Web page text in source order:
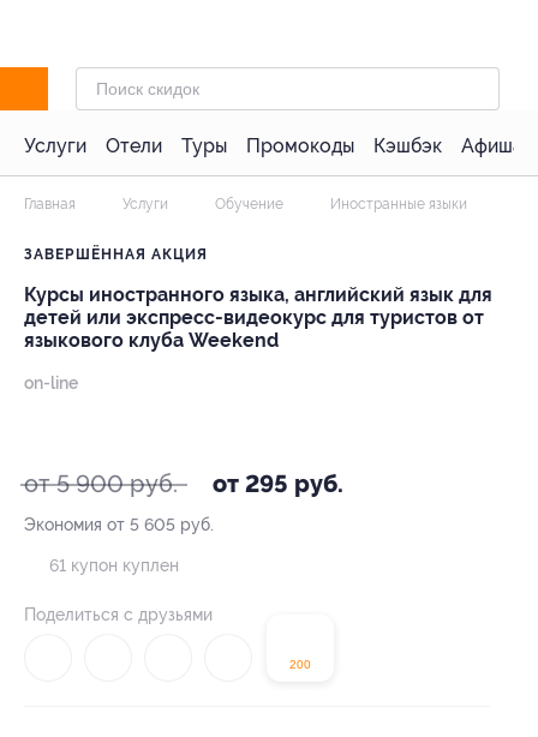
Услуги Отели Туры Промокоды Кэшбэк Афиша
Главная Услуги Обучение Иностранные языки
ЗАВЕРШЁННАЯ АКЦИЯ
Курсы иностранного языка, английский язык для
детей или экспресс-видеокурс для туристов от
языкового клуба Weekend
on-line
от 5 900 руб. от 295 руб.
Экономия от 5 605 руб.
200
61 купон куплен
Поделиться с друзьями